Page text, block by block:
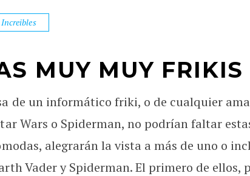
Increibles
MUY MUY FRIKIS
de un informático friki, o de cualquier
Wars o Spiderman, no podrían faltar
alegrarán la vista a más de uno o
Vader y Spiderman. El primero de ellos,